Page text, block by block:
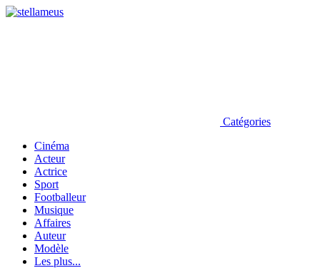
Catégories
Cinéma
Acteur
Actrice
Sport
Footballeur
Musique
Affaires
Auteur
Modèle
Les plus...